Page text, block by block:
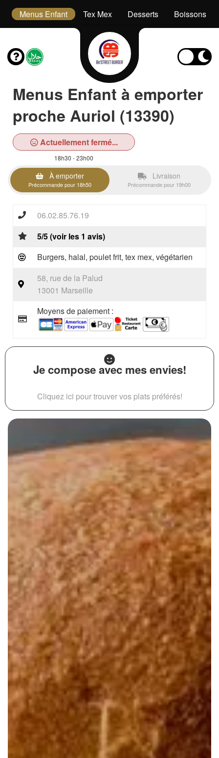
Menus Enfant Tex Mex Desserts Boissons
Menus Enfant à emporter
proche Auriol (13390)
Actuellement fermé...
18h30 - 23h00
À emporter
Précommande pour 18h50
Livraison
Précommande pour 19h00
06.02.85.76.19
5/5 (voir les 1 avis)
Burgers, halal, poulet frit, tex mex, végétarien
58, rue de la Palud
13001 Marseille
Moyens de paiement :
Je compose avec mes envies!
Cliquez ici pour trouver vos plats préférés!